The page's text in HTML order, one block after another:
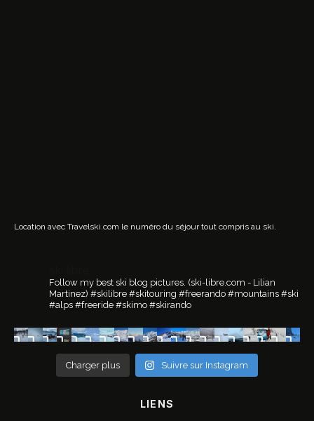
Location avec Travelski.com le numéro du séjour tout compris au ski.
Follow my best ski blog pictures. (ski-libre.com - Lilian
Martinez) #skilibre #skitouring #freerando #mountains #ski
#alps #freeride #skimo #skirando
Charger plus Suivre sur Instagram
LIENS